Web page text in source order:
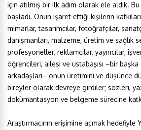
için atılmış bir ilk adım olarak ele aldık.
başladı. Onun işaret ettiği kişilerin
mimarlar, tasarımcılar, fotoğrafçılar,
danışmanları, malzeme, üretim ve sağlık
profesyoneller, reklamcılar, yayıncılar,
öğrencileri, ailesi ve ustabaşısı –bir
arkadaşları– onun üretimini ve düşünce
bireyler olarak devreye girdiler; sözleri,
dokümantasyon ve belgeme sürecine
Araştırmacının erişimine açmak hedefiyle